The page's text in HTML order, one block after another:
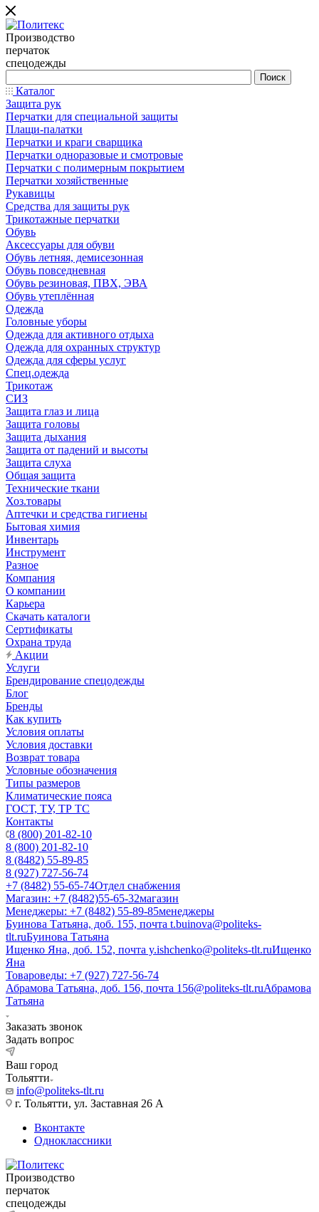
Производство
перчаток
спецодежды
Каталог
Защита рук
Перчатки для специальной защиты
Плащи-палатки
Перчатки и краги сварщика
Перчатки одноразовые и смотровые
Перчатки с полимерным покрытием
Перчатки хозяйственные
Рукавицы
Средства для защиты рук
Трикотажные перчатки
Обувь
Аксессуары для обуви
Обувь летняя, демисезонная
Обувь повседневная
Обувь резиновая, ПВХ, ЭВА
Обувь утеплённая
Одежда
Головные уборы
Одежда для активного отдыха
Одежда для охранных структур
Одежда для сферы услуг
Спец.одежда
Трикотаж
СИЗ
Защита глаз и лица
Защита головы
Защита дыхания
Защита от падений и высоты
Защита слуха
Общая защита
Технические ткани
Хоз.товары
Аптечки и средства гигиены
Бытовая химия
Инвентарь
Инструмент
Разное
Компания
О компании
Карьера
Cкачать каталоги
Сертификаты
Охрана труда
Акции
Услуги
Брендирование спецодежды
Блог
Бренды
Как купить
Условия оплаты
Условия доставки
Возврат товара
Условные обозначения
Типы размеров
Климатические пояса
ГОСТ, ТУ, ТР ТС
Контакты
8 (800) 201-82-10
8 (800) 201-82-10
8 (8482) 55-89-85
8 (927) 727-56-74
+7 (8482) 55-65-74Отдел снабжения
Магазин: +7 (8482)55-65-32магазин
Менеджеры: +7 (8482) 55-89-85менеджеры
Буинова Татьяна, доб. 155, почта t.buinova@politeks-
tlt.ruБуинова Татьяна
Ищенко Яна, доб. 152, почта y.ishchenko@politeks-tlt.ruИщенко
Яна
Товароведы: +7 (927) 727-56-74
Абрамова Татьяна, доб. 156, почта 156@politeks-tlt.ruАбрамова
Татьяна
Заказать звонок
Задать вопрос
Ваш город
Тольятти
info@politeks-tlt.ru
г. Тольятти, ул. Заставная 26 А
Вконтакте
Одноклассники
Производство
перчаток
спецодежды